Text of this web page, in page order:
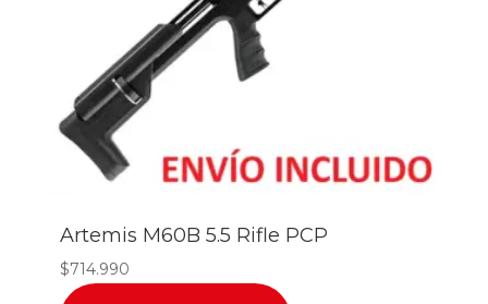
Artemis M60B 5.5 Rifle PCP
$714.990